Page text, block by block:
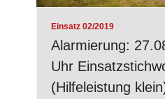
Einsatz 02/2019
Alarmierung:
Uhr
(Hilfeleistung